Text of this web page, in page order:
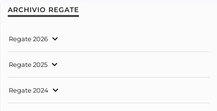
ARCHIVIO REGATE
Regate 2026
Regate 2025
Regate 2024